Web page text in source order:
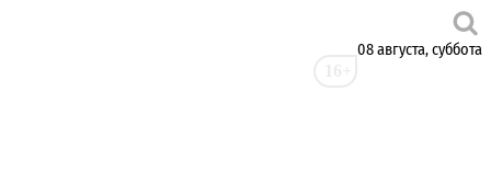
08 августа, суббота